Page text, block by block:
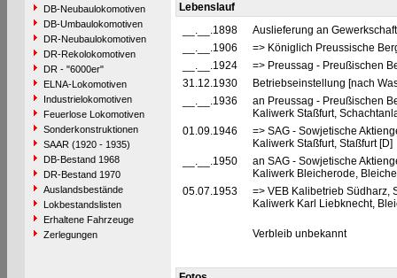
DB-Neubaulokomotiven
DB-Umbaulokomotiven
DR-Neubaulokomotiven
DR-Rekolokomotiven
DR - "6000er"
ELNA-Lokomotiven
Industrielokomotiven
Feuerlose Lokomotiven
Sonderkonstruktionen
SAAR (1920 - 1935)
DB-Bestand 1968
DR-Bestand 1970
Auslandsbestände
Lokbestandslisten
Erhaltene Fahrzeuge
Zerlegungen
Lebenslauf
__.__.1898
Auslieferung an
__.__.1906
=> Königlich Preussische
__.__.1924
=> Preussag - Preußischen
31.12.1930
Betriebseinstellung [nach
__.__.1936
an Preussag - Preußischen
Kaliwerk Staßfurt,
01.09.1946
=> SAG - Sowjetische
Kaliwerk Staßfurt, Staßfurt
__.__.1950
an SAG - Sowjetische
Kaliwerk Bleicherode,
05.07.1953
=> VEB Kalibetrieb Südharz,
Kaliwerk Karl Liebknecht,
Verbleib unbekannt